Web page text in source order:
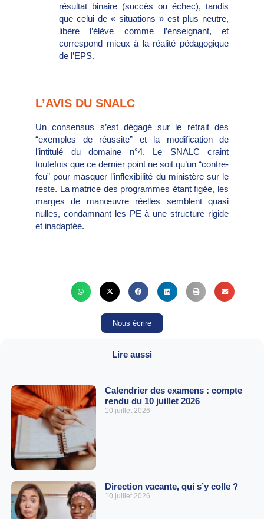
résultat binaire (succès ou échec), tandis
que celui de « situations » est plus neutre,
libère l’élève comme l’enseignant, et
correspond mieux à la réalité pédagogique
de l’EPS.
L’AVIS DU SNALC
Un consensus s’est dégagé sur le retrait des
“exemples de réussite” et la modification de
l’intitulé du domaine n°4. Le SNALC craint
toutefois que ce dernier point ne soit qu’un “contre-
feu” pour masquer l’inflexibilité du ministère sur le
reste. La matrice des programmes étant figée, les
marges de manœuvre réelles semblent quasi
nulles, condamnant les PE à une structure rigide
et inadaptée.
Nous écrire
Lire aussi
Calendrier des examens : compte
rendu du 10 juillet 2026
10 juillet 2026
Direction vacante, qui s’y colle ?
10 juillet 2026